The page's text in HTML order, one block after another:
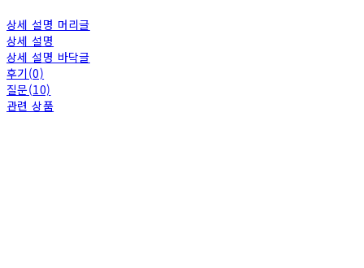
상세 설명 머리글
상세 설명
상세 설명 바닥글
후기(0)
질문(10)
관련 상품